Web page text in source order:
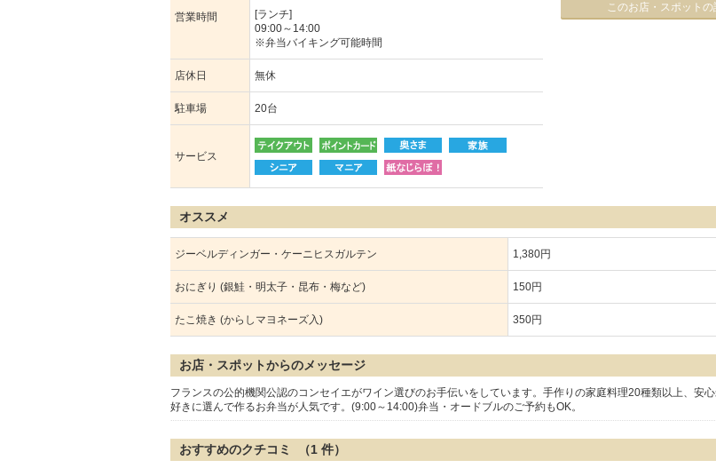
営業時間
[ランチ]
09:00～14:00
※弁当バイキング可能時間
店休日 無休
駐車場 20台
サービス
このお店・スポット
オススメ
ジーベルディンガー・ケーニヒスガルテン 1,380円
おにぎり (銀鮭・明太子・昆布・梅など) 150円
たこ焼き (からしマヨネーズ入) 350円
お店・スポットからのメッセージ
フランスの公的機関公認のコンセイエがワイン選びのお手伝いをしています。手作りの家庭料理20種類以上、安
好きに選んで作るお弁当が人気です。(9:00～14:00)弁当・オードブルのご予約もOK。
おすすめのクチコミ （1 件）